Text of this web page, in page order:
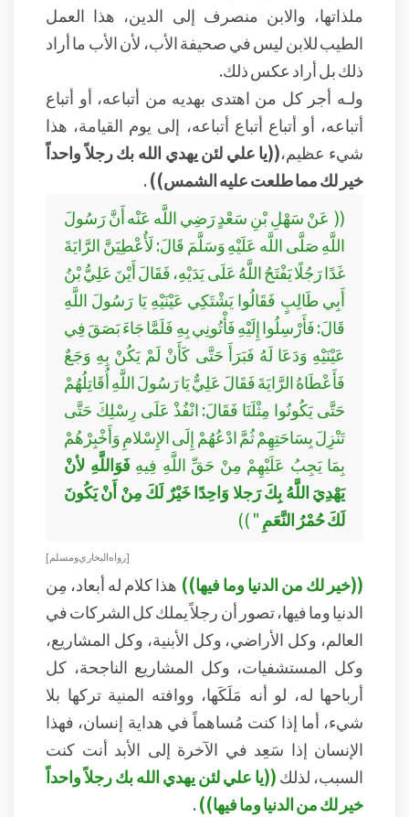
ملذاتها، والابن منصرف إلى الدين، هذا العمل
الطيب للابن ليس في صحيفة الأب، لأن الأب ما أراد
ذلك بل أراد عكس ذلك.
ولـه أجر كل من اهتدى بهديه من أتباعه، أو أتباع
أتباعه، أو أتباع أتباع أتباعه، إلى يوم القيامة، هذا
شيء عظيم،((يا علي لئن يهدي الله بك رجلاً واحداً
خير لك مما طلعت عليه الشمس)).
(( عَنْ سَهْلِ بْنِ سَعْدٍ رَضِي اللَّه عَنْه أَنَّ رَسُولَ
اللَّهِ صَلَّى اللَّه عَلَيْهِ وَسَلَّمَ قَالَ: لَأُعْطِيَنَّ الرَّايَةَ
غَدًا رَجُلًا يَفْتَحُ اللَّهُ عَلَى يَدَيْهِ، فَقَالَ أَيْنَ عَلِيُّ بْنُ
أَبِي طَالِبٍ فَقَالُوا يَشْتَكِي عَيْنَيْهِ يَا رَسُولَ اللَّهِ
قَالَ: فَأَرْسِلُوا إِلَيْهِ فَأْتُونِي بِهِ فَلَمَّا جَاءَ بَصَقَ فِي
عَيْنَيْهِ وَدَعَا لَهُ فَبَرَأَ حَتَّى كَأَنْ لَمْ يَكُنْ بِهِ وَجَعٌ
فَأَعْطَاهُ الرَّايَةَ فَقَالَ عَلِيٌّ يَا رَسُولَ اللَّهِ أُقَاتِلُهُمْ
حَتَّى يَكُونُوا مِثْلَنَا فَقَالَ: انْفُذْ عَلَى رِسْلِكَ حَتَّى
تَنْزِلَ بِسَاحَتِهِمْ ثُمَّ ادْعُهُمْ إِلَى الإِسْلامِ وَأَخْبِرْهُمْ
بِمَا يَجِبُ عَلَيْهِمْ مِنْ حَقِّ اللَّهِ فِيهِ فَوَاللَّهِ لأنْ
يَهْدِيَ اللَّهُ بِكَ رَجلا وَاحِدًا خَيْرٌ لَكَ مِنْ أَنْ يَكُونَ
لَكَ حُمْرُ النَّعَمِ" ))
[ رواه البخاري ومسلم ]
((خير لك من الدنيا وما فيها)) هذا كلام له أبعاد، مِن
الدنيا وما فيها، تصور أن رجلاً يملك كل الشركات في
العالم، وكل الأراضي، وكل الأبنية، وكل المشاريع،
وكل المستشفيات، وكل المشاريع الناجحة، كل
أرباحها له، لو أنه مَلَكَها، ووافته المنية تركها بلا
شيء، أما إذا كنت مُساهماً في هداية إنسان، فهذا
الإنسان إذا سَعِد في الآخرة إلى الأبد أنت كنت
السبب، لذلك((يا علي لئن يهدي الله بك رجلاً واحداً
خير لك من الدنيا وما فيها)).